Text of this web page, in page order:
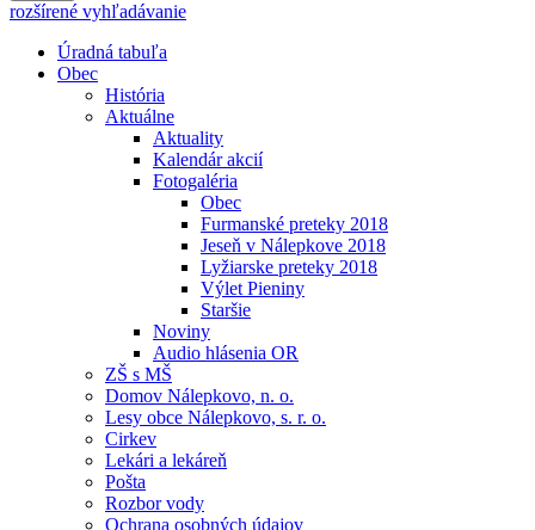
rozšírené vyhľadávanie
Úradná tabuľa
Obec
História
Aktuálne
Aktuality
Kalendár akcií
Fotogaléria
Obec
Furmanské preteky 2018
Jeseň v Nálepkove 2018
Lyžiarske preteky 2018
Výlet Pieniny
Staršie
Noviny
Audio hlásenia OR
ZŠ s MŠ
Domov Nálepkovo, n. o.
Lesy obce Nálepkovo, s. r. o.
Cirkev
Lekári a lekáreň
Pošta
Rozbor vody
Ochrana osobných údajov